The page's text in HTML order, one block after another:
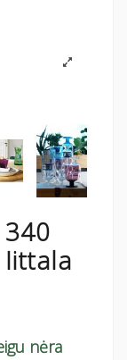
Iittala
nėra